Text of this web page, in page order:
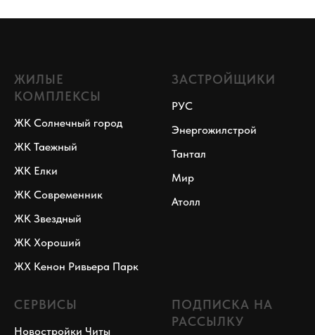
ЖИЛЫЕ
КОМПЛЕКСЫ
ЖК Солнечный город
ЖК Таежный
ЖК Елки
ЖК Современник
ЖК Звездный
ЖК Хороший
ЖХ Кенон Ривьера Парк
ЗАСТРОЙЩИКИ
РУС
Энергожилстрой
Тантал
Мир
Атолл
СЕРВИСЫ
Новостройки Читы
ПОДПИСКА НА
РАССЫЛКУ